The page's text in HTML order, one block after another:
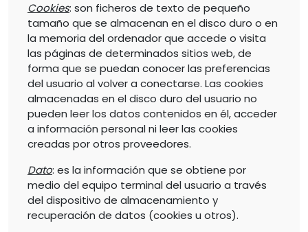
Cookies: son ficheros de texto de pequeño
tamaño que se almacenan en el disco duro o en
la memoria del ordenador que accede o visita
las páginas de determinados sitios web, de
forma que se puedan conocer las preferencias
del usuario al volver a conectarse. Las cookies
almacenadas en el disco duro del usuario no
pueden leer los datos contenidos en él, acceder
a información personal ni leer las cookies
creadas por otros proveedores.
Dato: es la información que se obtiene por
medio del equipo terminal del usuario a través
del dispositivo de almacenamiento y
recuperación de datos (cookies u otros).